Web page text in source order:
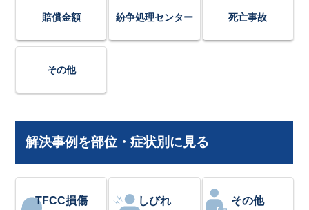
賠償金額 紛争処理センター 死亡事故
その他
解決事例を部位・症状別に見る
TFCC損傷 しびれ その他